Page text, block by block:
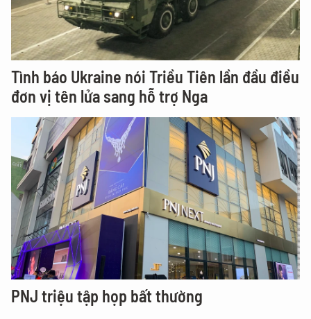
Tình báo Ukraine nói Triều Tiên lần đầu điều
đơn vị tên lửa sang hỗ trợ Nga
PNJ triệu tập họp bất thường